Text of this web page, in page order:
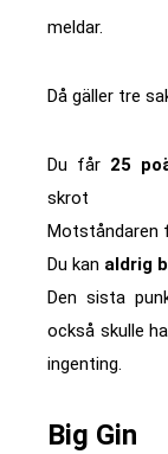
meldar.
Då gäller tre
Du får 25
skrot
Motståndaren
Du kan aldrig
Den sista
också skulle
ingenting.
Big Gin